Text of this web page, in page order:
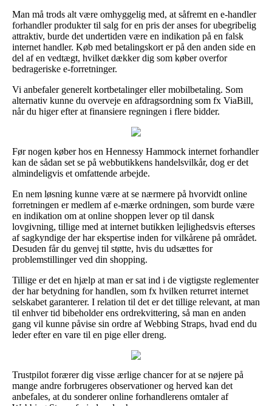
Man må trods alt være omhyggelig med, at såfremt en e-handler
forhandler produkter til salg for en pris der anses for ubegribelig
attraktiv, burde det undertiden være en indikation på en falsk
internet handler. Køb med betalingskort er på den anden side en
del af en vedtægt, hvilket dækker dig som køber overfor
bedrageriske e-forretninger.
Vi anbefaler generelt kortbetalinger eller mobilbetaling. Som
alternativ kunne du overveje en afdragsordning som fx ViaBill,
når du higer efter at finansiere regningen i flere bidder.
Før nogen køber hos en Hennessy Hammock internet forhandler
kan de sådan set se på webbutikkens handelsvilkår, dog er det
almindeligvis et omfattende arbejde.
En nem løsning kunne være at se nærmere på hvorvidt online
forretningen er medlem af e-mærke ordningen, som burde være
en indikation om at online shoppen lever op til dansk
lovgivning, tillige med at internet butikken lejlighedsvis efterses
af sagkyndige der har ekspertise inden for vilkårene på området.
Desuden får du genvej til støtte, hvis du udsættes for
problemstillinger ved din shopping.
Tillige er det en hjælp at man er sat ind i de vigtigste reglementer
der har betydning for handlen, som fx hvilken returret internet
selskabet garanterer. I relation til det er det tillige relevant, at man
til enhver tid bibeholder ens ordrekvittering, så man en anden
gang vil kunne påvise sin ordre af Webbing Straps, hvad end du
leder efter en vare til en pige eller dreng.
Trustpilot forærer dig visse ærlige chancer for at se nøjere på
mange andre forbrugeres observationer og herved kan det
anbefales, at du sonderer online forhandlerens omtaler af